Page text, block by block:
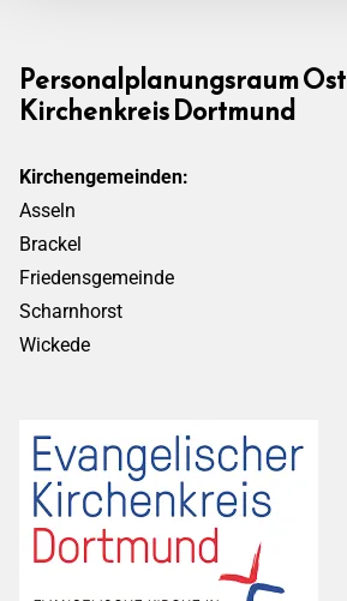
Personalplanungsraum Ost
Kirchenkreis Dortmund
Kirchengemeinden:
Asseln
Brackel
Friedensgemeinde
Scharnhorst
Wickede